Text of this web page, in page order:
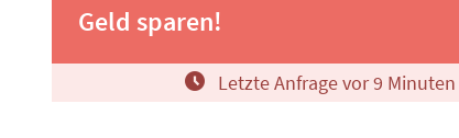
Geld sparen!
Letzte Anfrage vor9 Minuten